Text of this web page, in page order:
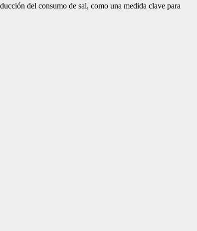
del consumo de sal, como una medida clave para